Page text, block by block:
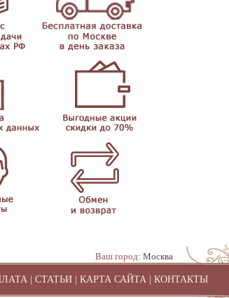
Ваш город: Москва
| СТАТЬИ| КАРТА САЙТА| КОНТАКТЫ